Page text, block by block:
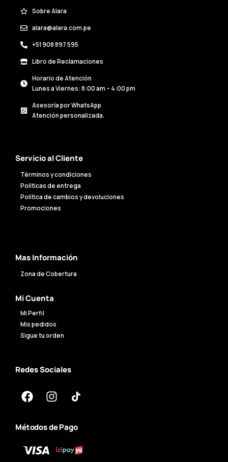
Sobre Alara
alara@alara.com.pe
+51 908 897 595
Libro de Reclamaciones
Horario de Atención
Lunes a Viernes: 8:00 am – 4:00 pm
Asesoría por WhatsApp
Atención personalizada.
Servicio al Cliente
Términos y condiciones
Políticas de entrega
Política de cambios y devoluciones
Promociones
Mas Información
Zona de Cobertura
Mi Cuenta
Mi Perfil
Mis pedidos
Sigue tu orden
Redes Sociales
Métodos de Pago